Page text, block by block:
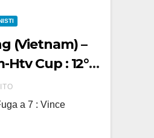
(Vietnam) –
Htv Cup : 12°
Tuyen (Team
a 7 : Vince